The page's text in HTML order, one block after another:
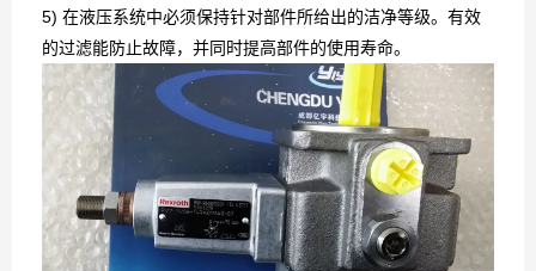
5) 在液压系统中必须保持针对部件所给出的洁净等级。有效
的过滤能防止故障，并同时提高部件的使用寿命。